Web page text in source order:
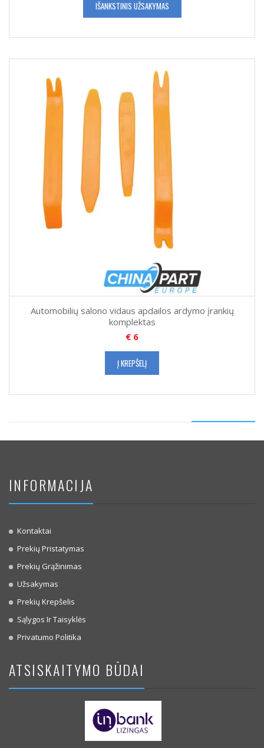
IŠANKSTINIS UŽSAKYMAS
Automobilių salono vidaus apdailos ardymo įrankių
komplektas
€ 6
Į KREPŠELĮ
INFORMACIJA
Kontaktai
Prekių Pristatymas
Prekių Grąžinimas
Užsakymas
Prekių Krepšelis
Sąlygos Ir Taisyklės
Privatumo Politika
ATSISKAITYMO BŪDAI